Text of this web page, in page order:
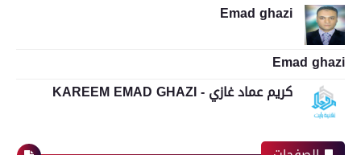
Emad ghazi
Emad ghazi
كريم عماد غازي - KAREEM EMAD GHAZI